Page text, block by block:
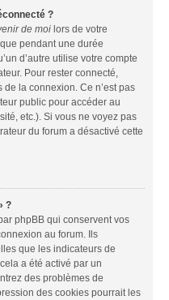
?
de moi lors de votre
pendant une durée
d’autre utilise votre compte
Pour rester connecté,
de la connexion. Ce n’est pas
public pour accéder au
etc.). Si vous ne voyez pas
du forum a désactivé cette
?
phpBB qui conservent vos
au forum. Ils
que les indicateurs de
a été activé par un
des problèmes de
des cookies pourrait les